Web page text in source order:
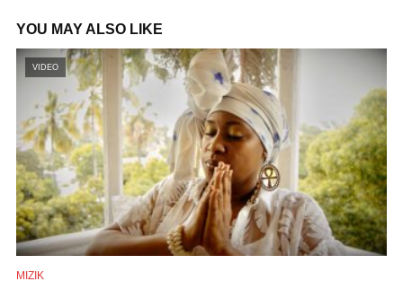
i
d
e
o
YOU MAY ALSO LIKE
VIDEO
MIZIK